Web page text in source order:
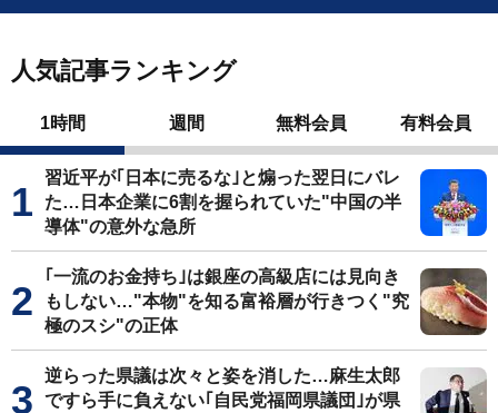
人気記事ランキング
1時間 週間 無料会員 有料会員
習近平が｢日本に売るな｣と煽った翌日にバレ
た…日本企業に6割を握られていた"中国の半
導体"の意外な急所
｢一流のお金持ち｣は銀座の高級店には見向き
もしない…"本物"を知る富裕層が行きつく"究
極のスシ"の正体
逆らった県議は次々と姿を消した…麻生太郎
ですら手に負えない｢自民党福岡県議団｣が県